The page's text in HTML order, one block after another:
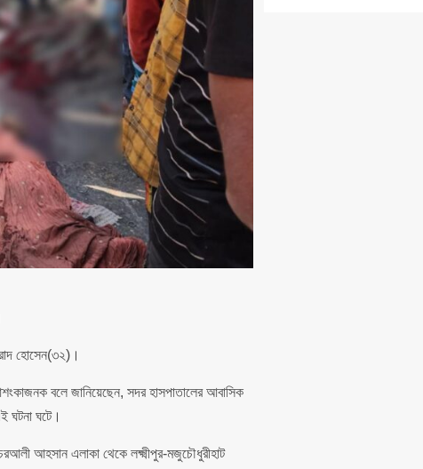
হোসেন(৩২)।
বলে জানিয়েছেন, সদর হাসপাতালের আবাসিক
ঘটনা ঘটে।
আহসান এলাকা থেকে লক্ষ্মীপুর-মজুচৌধুরীহাট